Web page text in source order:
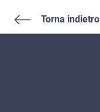
Torna indietro